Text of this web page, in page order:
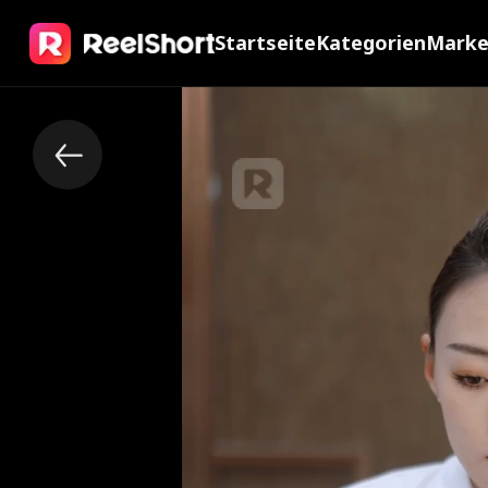
StartseiteKategorienMarke